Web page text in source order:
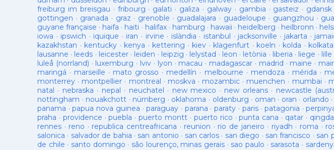
freiburg im breisgau · fribourg · galati · galiza · galway· gambia · gasteiz · gdansk
gottingen · granada · graz · grenoble · guadalajara · guadeloupe · guangzhou ·
guyane française · haifa · haiti · halifax· hamburg · hawaii · heidelberg · heilbronn ·
iowa · ipswich · iquique · iran · irvine · islàndia · istanbul · jacksonville · jakarta ·
kazakhstan · kentucky · kenya · kettering · kiev · klagenfurt · koeln · kolda · kolkata
lausanne · leeds · leicester· leiden · leipzig · lelystad · leon · letònia · liberia · liege · lille
luleå (norrland) · luxemburg · lviv · lyon · macau · madagascar · madrid · maine ·
maringá · marseille · mato grosso · medellín · melbourne · mendoza · mérida ·
monterrey · montpellier · montreal · moskva · mozambic · muenchen · mumbai ·
natal · nebraska · nepal · neuchatel · new mexico · new orleans· newcastle
nottingham · nouakchott · nürnberg · oklahoma · oldenburg · oman · oran · orlando ·
panama ·papua nova guinea ·paraguay · parana ·paraty · paris· patagonia ·
praha · providence ·puebla ·puerto montt · puerto rico ·punta cana · qatar ·
rennes · reno · republica centreafricana · reunion · rio de janeiro · riyadh · roma ·
salonica · salvador de bahia · san antonio · san carlos · san diego · san francisco · san
de chile · santo domingo · são lourenço, minas gerais· sao paulo · sarasota ·